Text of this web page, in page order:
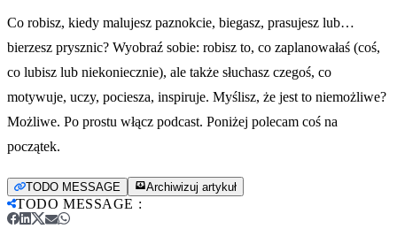
Co robisz, kiedy malujesz paznokcie, biegasz, prasujesz lub…
bierzesz prysznic? Wyobraź sobie: robisz to, co zaplanowałaś (coś,
co lubisz lub niekoniecznie), ale także słuchasz czegoś, co
motywuje, uczy, pociesza, inspiruje. Myślisz, że jest to niemożliwe?
Możliwe. Po prostu włącz podcast. Poniżej polecam coś na
początek.
TODO MESSAGE Archiwizuj artykuł
TODO MESSAGE :